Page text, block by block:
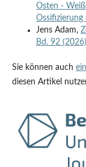
Osten -
Jens Adam,
Bd. 92
Sie können auch
diesen Artikel